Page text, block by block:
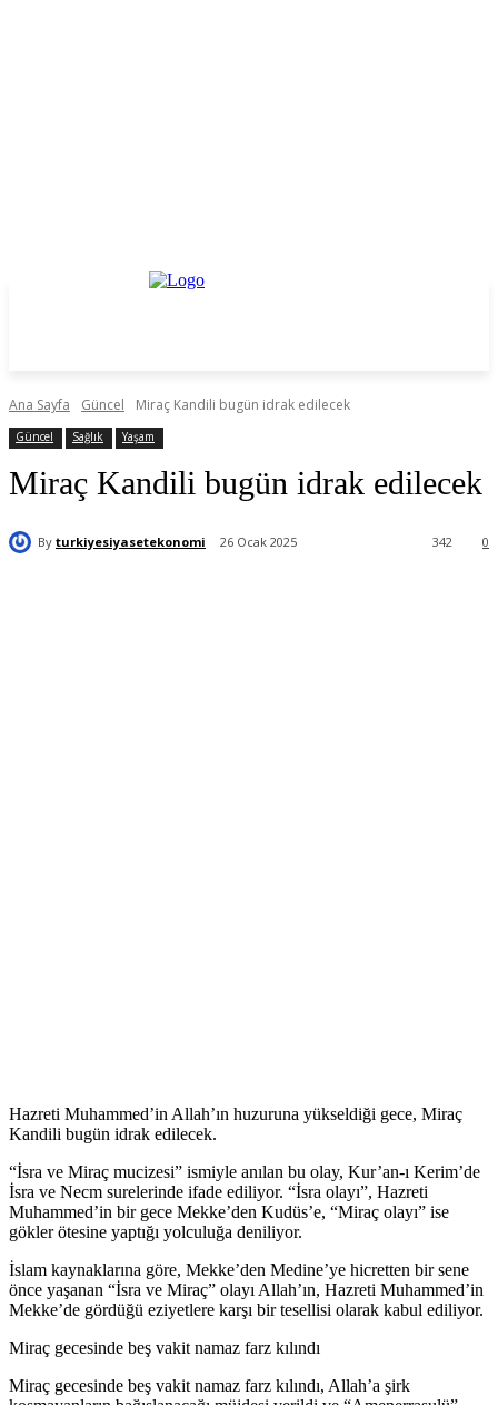
Ana Sayfa Güncel Miraç Kandili bugün idrak edilecek
Güncel Sağlık Yaşam
Miraç Kandili bugün idrak edilecek
By turkiyesiyasetekonomi 26 Ocak 2025 0
342
Hazreti Muhammed’in Allah’ın huzuruna yükseldiği gece, Miraç
Kandili bugün idrak edilecek.
“İsra ve Miraç mucizesi” ismiyle anılan bu olay, Kur’an-ı Kerim’de
İsra ve Necm surelerinde ifade ediliyor. “İsra olayı”, Hazreti
Muhammed’in bir gece Mekke’den Kudüs’e, “Miraç olayı” ise
gökler ötesine yaptığı yolculuğa deniliyor.
İslam kaynaklarına göre, Mekke’den Medine’ye hicretten bir sene
önce yaşanan “İsra ve Miraç” olayı Allah’ın, Hazreti Muhammed’in
Mekke’de gördüğü eziyetlere karşı bir tesellisi olarak kabul ediliyor.
Miraç gecesinde beş vakit namaz farz kılındı
Miraç gecesinde beş vakit namaz farz kılındı, Allah’a şirk